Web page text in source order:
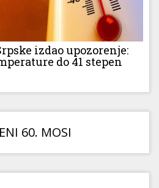
izdao upozorenje:
do 41 stepen
60. MOSI